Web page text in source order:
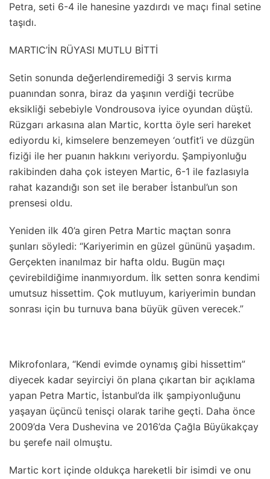
Petra, seti 6-4 ile hanesine yazdırdı ve maçı final setine
taşıdı.
MARTIC’İN RÜYASI MUTLU BİTTİ
Setin sonunda değerlendiremediği 3 servis kırma
puanından sonra, biraz da yaşının verdiği tecrübe
eksikliği sebebiyle Vondrousova iyice oyundan düştü.
Rüzgarı arkasına alan Martic, kortta öyle seri hareket
ediyordu ki, kimselere benzemeyen ‘outfit’i ve düzgün
fiziği ile her puanın hakkını veriyordu. Şampiyonluğu
rakibinden daha çok isteyen Martic, 6-1 ile fazlasıyla
rahat kazandığı son set ile beraber İstanbul’un son
prensesi oldu.
Yeniden ilk 40’a giren Petra Martic maçtan sonra
şunları söyledi: “Kariyerimin en güzel gününü yaşadım.
Gerçekten inanılmaz bir hafta oldu. Bugün maçı
çevirebildiğime inanmıyordum. İlk setten sonra kendimi
umutsuz hissettim. Çok mutluyum, kariyerimin bundan
sonrası için bu turnuva bana büyük güven verecek.”
Mikrofonlara, “Kendi evimde oynamış gibi hissettim”
diyecek kadar seyirciyi ön plana çıkartan bir açıklama
yapan Petra Martic, İstanbul’da ilk şampiyonluğunu
yaşayan üçüncü tenisçi olarak tarihe geçti. Daha önce
2009’da Vera Dushevina ve 2016’da Çağla Büyükakçay
bu şerefe nail olmuştu.
Martic kort içinde oldukça hareketli bir isimdi ve onu